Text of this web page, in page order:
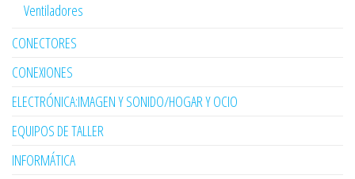
Ventiladores
CONECTORES
CONEXIONES
ELECTRÓNICA:IMAGEN Y SONIDO/HOGAR Y OCIO
EQUIPOS DE TALLER
INFORMÁTICA